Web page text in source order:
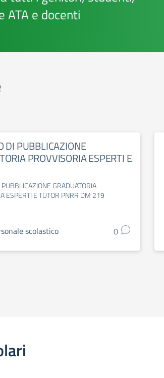
ATA e docenti
DI PUBBLICAZIONE
PROVVISORIA ESPERTI E
GRADUATORIA
ESPERTI E TUTOR PNRR DM 219
scolastico 0